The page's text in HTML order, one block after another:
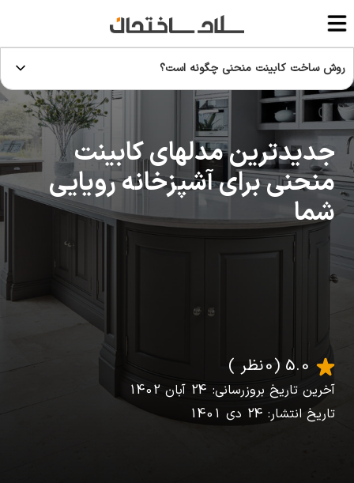
روش ساخت کابینت منحنی چگونه است؟
جدیدترین مدلهای کابینت
منحنی برای آشپزخانه رویایی
شما
آخرین تاریخ بروزرسانی: 24 آبان 1402
تاریخ انتشار: 24 دی 1401
(0 نظر )